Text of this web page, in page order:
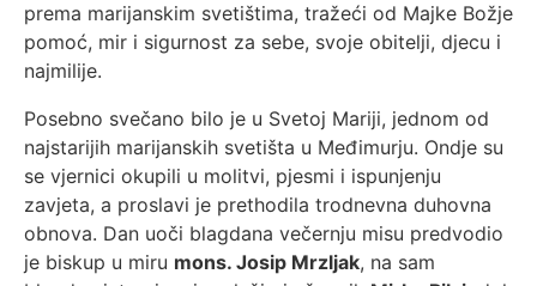
prema marijanskim svetištima, tražeći od Majke Božje
pomoć, mir i sigurnost za sebe, svoje obitelji, djecu i
najmilije.
Posebno svečano bilo je u Svetoj Mariji, jednom od
najstarijih marijanskih svetišta u Međimurju. Ondje su
se vjernici okupili u molitvi, pjesmi i ispunjenju
zavjeta, a proslavi je prethodila trodnevna duhovna
obnova. Dan uoči blagdana večernju misu predvodio
je biskup u miru mons. Josip Mrzljak, na sam